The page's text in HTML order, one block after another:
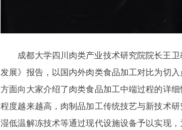
成都大学四川肉类产业技术研究院院长王卫
发展》报告，以国内外肉类食品加工对比为切
方面向大家介绍了肉类食品加工中端过程的详
程度越来越高，肉制品加工传统技艺与新技术
湿低温解冻技术等通过现代设施设备予以实现